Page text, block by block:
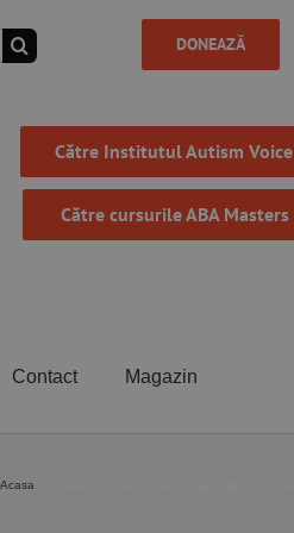
DONEAZĂ
Către Institutul Autism Voice
Către cursurile ABA Masters
Contact Magazin
Acasa